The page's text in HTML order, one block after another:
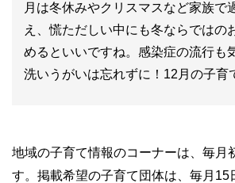
月は冬休みやクリスマスなど家族で
え、慌ただしい中にも冬ならではの
めるといいですね。感染症の流行も
洗いうがいは忘れずに！12月の子育
地域の子育て情報のコーナーは、毎月
す。掲載希望の子育て団体は、毎月15